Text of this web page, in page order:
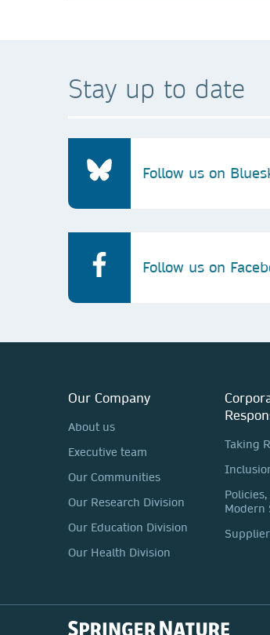
Stay up to date
Follow us on
Follow us on
Our Company
About us
Executive team
Our Communities
Our Research Division
Our Education Division
Our Health Division
Taking
Modern